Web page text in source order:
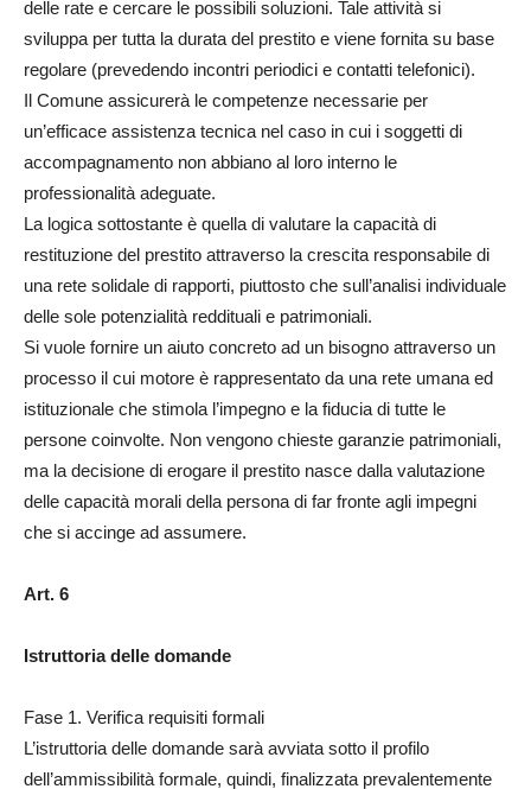
delle rate e cercare le possibili soluzioni. Tale attività si
sviluppa per tutta la durata del prestito e viene fornita su base
regolare (prevedendo incontri periodici e contatti telefonici).
Il Comune assicurerà le competenze necessarie per
un’efficace assistenza tecnica nel caso in cui i soggetti di
accompagnamento non abbiano al loro interno le
professionalità adeguate.
La logica sottostante è quella di valutare la capacità di
restituzione del prestito attraverso la crescita responsabile di
una rete solidale di rapporti, piuttosto che sull’analisi individuale
delle sole potenzialità reddituali e patrimoniali.
Si vuole fornire un aiuto concreto ad un bisogno attraverso un
processo il cui motore è rappresentato da una rete umana ed
istituzionale che stimola l’impegno e la fiducia di tutte le
persone coinvolte. Non vengono chieste garanzie patrimoniali,
ma la decisione di erogare il prestito nasce dalla valutazione
delle capacità morali della persona di far fronte agli impegni
che si accinge ad assumere.
Art. 6
Istruttoria delle domande
Fase 1. Verifica requisiti formali
L’istruttoria delle domande sarà avviata sotto il profilo
dell’ammissibilità formale, quindi, finalizzata prevalentemente